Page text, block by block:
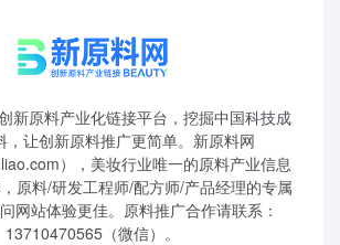
新原料产业化链接平台，挖掘中国科技成
，让创新原料推广更简单。新原料网
），美妆行业唯一的原料产业信息
原料/研发工程师/配方师/产品经理的专属
网站体验更佳。原料推广合作请联系：
13710470565（微信）。